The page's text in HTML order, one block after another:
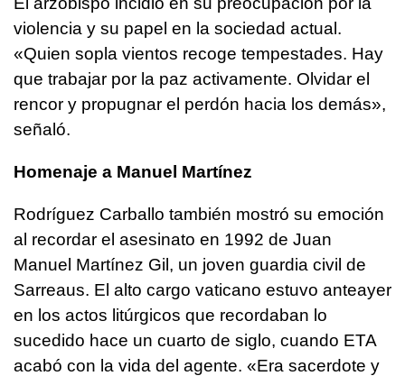
violencia y su papel en la sociedad actual.
«Quien sopla vientos recoge tempestades. Hay
que trabajar por la paz activamente. Olvidar el
rencor y propugnar el perdón hacia los demás»,
señaló.
Homenaje a Manuel Martínez
Rodríguez Carballo también mostró su emoción
al recordar el asesinato en 1992 de Juan
Manuel Martínez Gil, un joven guardia civil de
Sarreaus. El alto cargo vaticano estuvo anteayer
en los actos litúrgicos que recordaban lo
sucedido hace un cuarto de siglo, cuando ETA
acabó con la vida del agente. «Era sacerdote y